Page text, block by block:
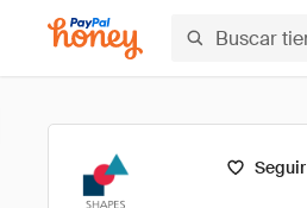
Seguir